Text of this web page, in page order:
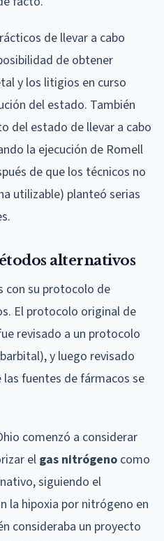
de llevar a cabo
de obtener
y los litigios en curso
del estado. También
del estado de llevar a cabo
la ejecución de Romell
de que los técnicos no
utilizable) planteó serias
alternativos
con su protocolo de
El protocolo original de
revisado a un protocolo
y luego revisado
fuentes de fármacos se
comenzó a considerar
el gas nitrógeno como
siguiendo el
la hipoxia por nitrógeno en
consideraba un proyecto